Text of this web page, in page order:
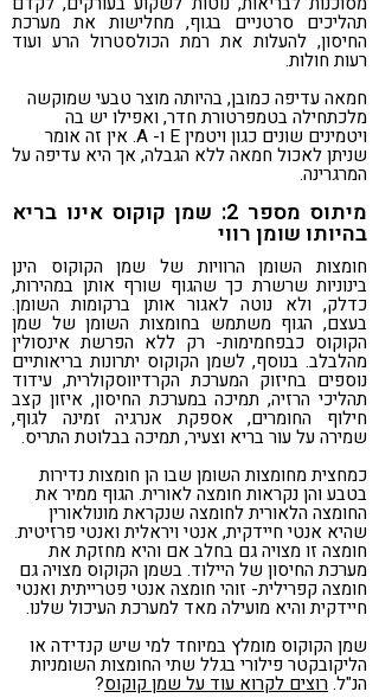
תהליכים סרטניים בגוף, מחלישות את מערכת
החיסון, להעלות את רמת הכולסטרול הרע ועוד
רעות חולות.
חמאה עדיפה כמובן, בהיותה מוצר טבעי שמוקשה
מלכתחילה בטמפרטורת חדר, ואפילו יש בה
ויטמינים שונים כגון ויטמין E ו- A. אין זה אומר
שניתן לאכול חמאה ללא הגבלה, אך היא עדיפה על
המרגרינה.
מיתוס מספר 2: שמן קוקוס אינו בריא
בהיותו שומן רווי
חומצות השומן הרוויות של שמן הקוקוס הינן
בינוניות שרשרת כך שהגוף שורף אותן במהירות,
כדלק, ולא נוטה לאגור אותן ברקומות השומן.
בעצם, הגוף משתמש בחומצות השומן של שמן
הקוקוס כבפחמימות- רק ללא הפרשת אינסולין
מהלבלב. בנוסף, לשמן הקוקוס יתרונות בריאותיים
נוספים בחיזוק המערכת הקרדיווסקולרית, עידוד
תהליכי הרזיה, תמיכה במערכת החיסון, איזון קצב
חילוף החומרים, אספקת אנרגיה זמינה לגוף,
שמירה על עור בריא וצעיר, תמיכה בבלוטת התריס.
כמחצית מחומצות השומן שבו הן חומצות נדירות
בטבע והן נקראות חומצה לאורית. הגוף ממיר את
החומצה הלאורית לחומצה שנקראת מונולאורין
שהיא אנטי חיידקית, אנטי ויראלית ואנטי פרזיטית.
חומצה זו מצויה גם בחלב אם והיא מחזקת את
מערכת החיסון של היילוד. בשמן הקוקוס מצויה גם
חומצה קפרילית- זוהי חומצה אנטי פטרייתית ואנטי
חיידקית והיא מועילה מאד למערכת העיכול שלנו.
שמן הקוקוס מומלץ במיוחד למי שיש קנדידה או
הליקובקטר פילורי בגלל שתי החומצות השומניות
הנ"ל.רוצים לקרוא עוד על שמן קוקוס?